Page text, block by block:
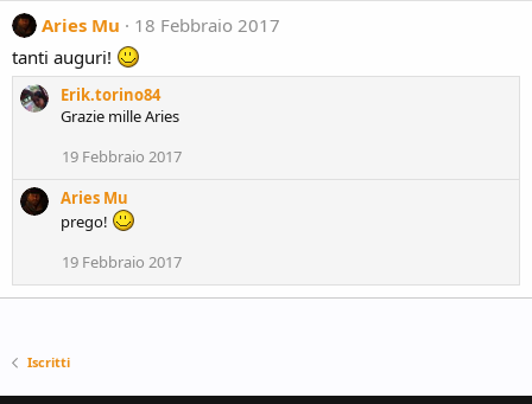
Aries Mu
18 Febbraio 2017
tanti auguri!
Erik.torino84
Grazie mille Aries
19 Febbraio 2017
Aries Mu
prego!
19 Febbraio 2017
Iscritti